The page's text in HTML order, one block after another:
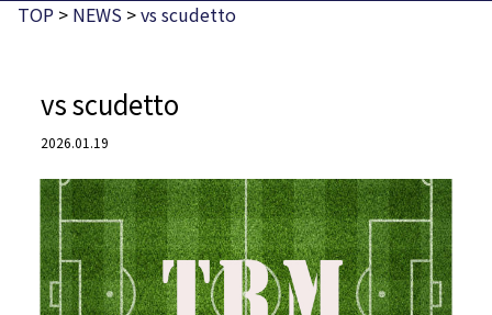
TOP > NEWS >vs scudetto
vs scudetto
2026.01.19